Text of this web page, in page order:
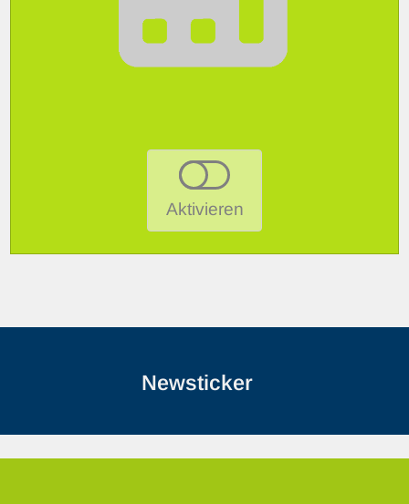
Aktivieren
Newsticker